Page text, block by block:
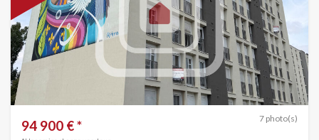
7 photo(s)
94 900 € *